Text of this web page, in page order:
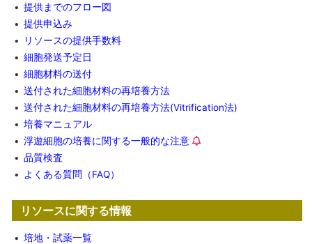
• 提供までのフロー図
• 提供申込み
•
リソースの提供手数料
• 細胞発送予定日
• 細胞材料の送付
• 送付された細胞材料の再培養方法
• 送付された細胞材料の再培養方法(Vitrification法)
• 培養マニュアル
• 浮遊細胞の培養に関する一般的な注意
• 品質検査
•
よくある質問（FAQ）
リソースに関する情報
• 培地・試薬一覧